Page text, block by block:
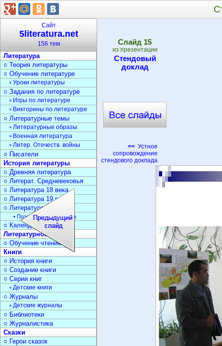
Cлайд 15
из презентации
Стендовый
доклад
<< Устное
сопровождение
стендового доклада
Сайт
5literatura.net
156 тем
Литература
○ Теория литературы
○ Обучение литературе
▫ Уроки литературы
○ Задания по литературе
▫ Игры по литературе
▫ Викторины по литературе
○ Литературные темы
▫ Литературные образы
▫ Военная литература
▫ Литер. Отечеств. войны
○ Писатели
История литературы
○ Древняя литература
○ Литерат. Средневековья
○ Литература 18 века
○ Литература 19 века
○ Литература 20 века
• Поэзия Серебрян. века
○ Календарь дат
Литературное чтение
○ Обучение чтению
Книги
○ История книги
○ Создание книги
○ Серии книг
▫ Детские книги
○ Журналы
▫ Детские журналы
○ Библиотеки
○ Журналистика
Сказки
○ Герои сказок